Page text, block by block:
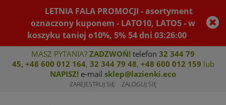
LETNIA FALA PROMOCJI - asortyment
oznaczony kuponem - LATO10, LATO5 - w
koszyku taniej o10%, 5% 54dni03:26:00
MASZ PYTANIA? ZADZWOŃ! telefon 32 344 79
45, +48 600 012 164, 32 344 79 48, +48 600 012 159 lub
NAPISZ! e-mail sklep@lazienki.eco
ZAREJESTRUJ SIĘ ZALOGUJ SIĘ